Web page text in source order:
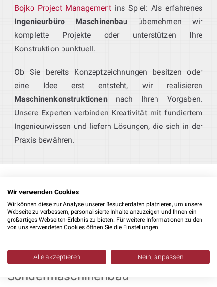
Bojko Project Management ins Spiel: Als erfahrenes
Ingenieurbüro Maschinenbau übernehmen wir
komplette Projekte oder unterstützen Ihre
Konstruktion punktuell.
Ob Sie bereits Konzeptzeichnungen besitzen oder
eine Idee erst entsteht, wir realisieren
Maschinenkonstruktionen nach Ihren Vorgaben.
Unsere Experten verbinden Kreativität mit fundiertem
Ingenieurwissen und liefern Lösungen, die sich in der
Praxis bewähren.
Konstruktion mit Inventor &
SolidWorks: umfassende
Kompetenz im
Sondermaschinenbau
Wir verwenden Cookies
Wir können diese zur Analyse unserer Besucherdaten platzieren, um unsere
Webseite zu verbessern, personalisierte Inhalte anzuzeigen und Ihnen ein
großartiges Webseiten-Erlebnis zu bieten. Für weitere Informationen zu den
von uns verwendeten Cookies öffnen Sie die Einstellungen.
Alle akzeptieren Nein, anpassen